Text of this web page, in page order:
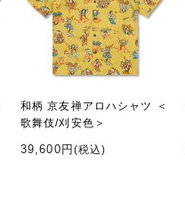
和柄 京友禅アロハシャツ ＜
歌舞伎/刈安色＞
39,600円 (税込)